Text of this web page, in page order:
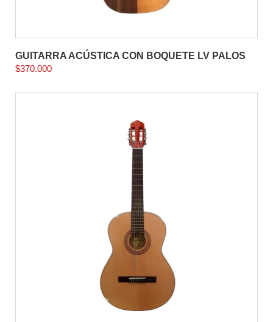
GUITARRA ACÚSTICA CON BOQUETE LV PALOS
$370.000